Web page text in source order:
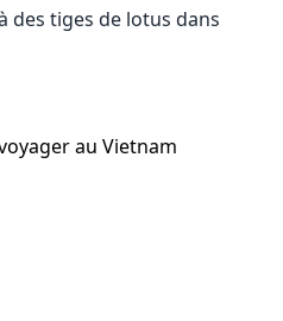
des tiges de lotus dans
au Vietnam